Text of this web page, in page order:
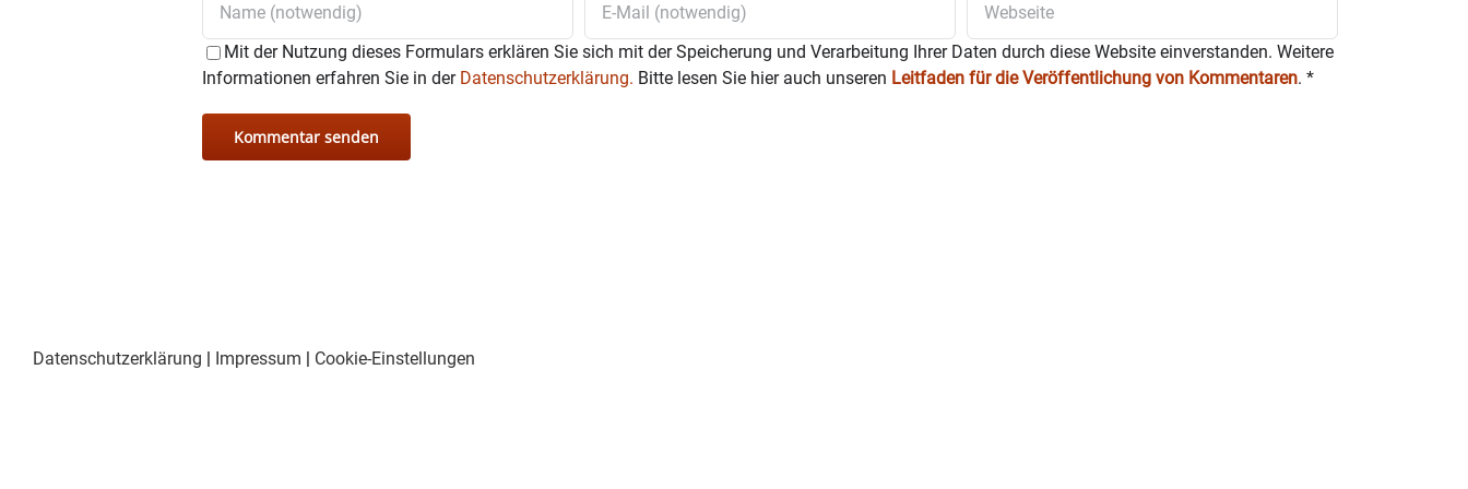
11.1 Information zu einer Initiative, das Projekt „Rosi – Busfahrten On Demand“ auf die nordöstlichen Gemeinden im Landkreis
auszuweiten
Anfragen
Mit der Nutzung dieses Formulars erklären Sie sich mit der Speicherung und Verarbeitung Ihrer Daten durch diese Website einverstanden. Weitere
Informationen erfahren Sie in der Datenschutzerklärung. Bitte lesen Sie hier auch unseren Leitfaden für die Veröffentlichung von Kommentaren. *
Datenschutzerklärung | Impressum | Cookie-Einstellungen